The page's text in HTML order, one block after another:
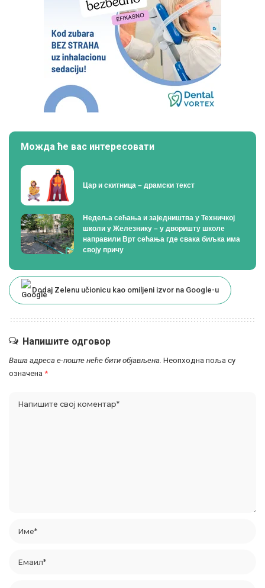
Можда ће вас интересовати
Цар и скитница – драмски текст
Недеља сећања и заједништва у Техничкој
школи у Железнику – у дворишту школе
направили Врт сећања где свака биљка има
своју причу
Dodaj Zelenu učionicu kao omiljeni izvor na Google-u
Напишите одговор
Ваша адреса е-поште неће бити објављена. Неопходна поља су
означена *